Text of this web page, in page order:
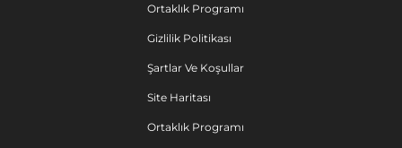
Ortaklık Programı
Gizlilik Politikası
Şartlar Ve Koşullar
Site Haritası
Ortaklık Programı